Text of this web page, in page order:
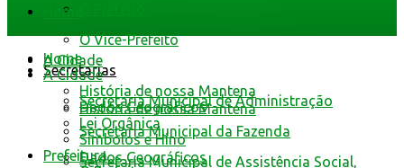
O Vice-Prefeito
Secretarias
Secretaria Municipal de Administração
Secretaria Municipal da Fazenda
Secretaria Municipal de Assistência Social,
Home
A Cidade
História de nossa Mantena
Dados Geográficos
Home
A Cidade
História de nossa Mantena
Dados Geográficos
Lei Orgânica
Símbolos e Hino
Prefeitura